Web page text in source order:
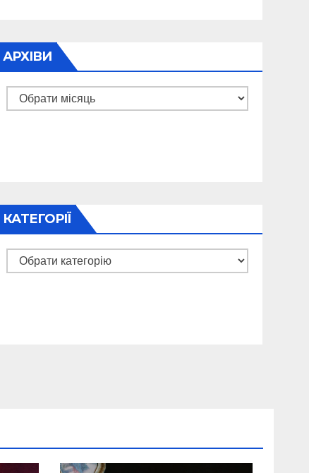
АРХІВИ
Архіви
КАТЕГОРІЇ
Категорії